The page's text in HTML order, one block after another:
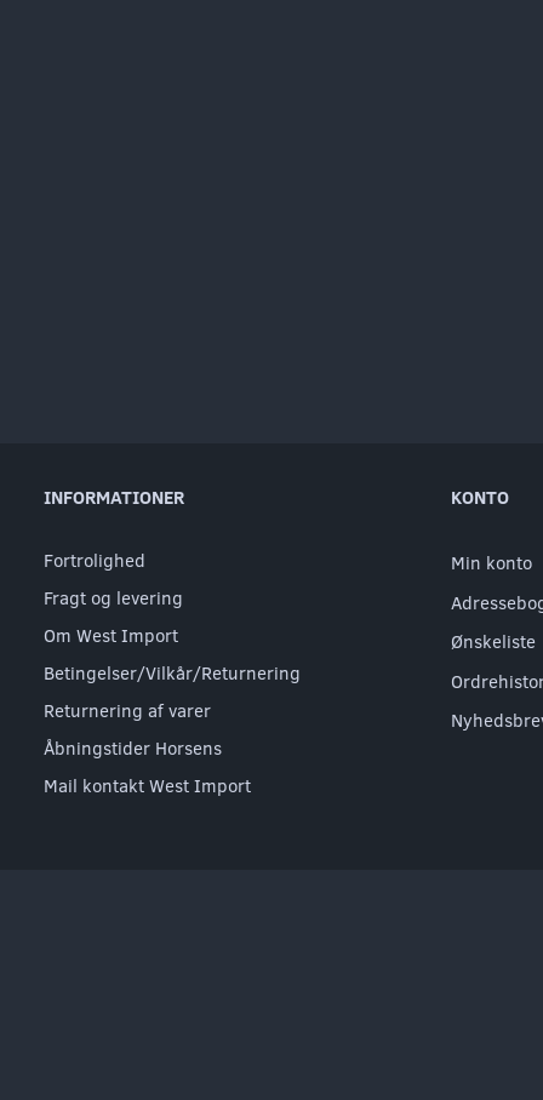
INFORMATIONER
Fortrolighed
Fragt og levering
Om West Import
Betingelser/Vilkår/Returnering
Returnering af varer
Åbningstider Horsens
Mail kontakt West Import
KONTO
Min konto
Ønskeliste